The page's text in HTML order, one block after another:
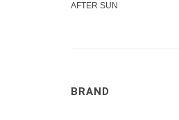
AFTER SUN
BRAND